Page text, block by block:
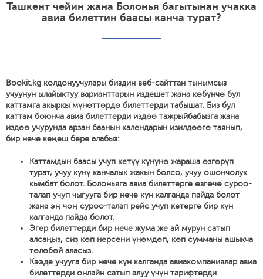
Ташкент чейин жана Болонья багытынан учакка
авиа билеттин баасы канча турат?
Bookit.kg колдонуучулары биздин веб-сайттан тынымсыз
учуунун ылайыктуу варианттарын издешет жана көбүнчө бул
каттамга акыркы мүнөттөрдө билеттерди табышат. Биз бул
каттам боюнча авиа билеттерди издөө тажрыйбабызга жана
издөө учурунда арзан баанын календарын изилдөөгө таянып,
бир нече кеңеш бере алабыз:
Каттамдын баасы учуп кетүү күнүнө жараша өзгөрүп
турат, учуу күнү канчалык жакын болсо, учуу ошончолук
кымбат болот. Болоньяга авиа билеттерге өзгөчө суроо-
талап учуп чыгууга бир нече күн калганда пайда болот
жана эң чоң суроо-талап рейс учуп кетерге бир күн
калганда пайда болот.
Эгер билеттерди бир нече жума же ай мурун сатып
алсаңыз, сиз көп нерсени үнөмдөп, көп сумманы ашыкча
төлөбөй аласыз.
Кээде учууга бир нече күн калганда авиакомпаниялар авиа
билеттерди онлайн сатып алуу үчүн тарифтерди